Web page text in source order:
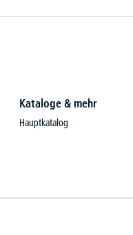
Kataloge & mehr
Hauptkatalog